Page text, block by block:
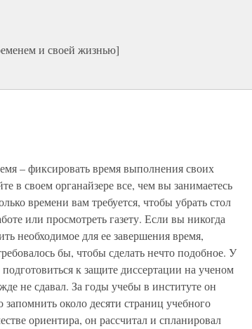
и своей жизнью]
– фиксировать время выполнения своих
в своем органайзере все, чем вы занимаетесь
времени вам требуется, чтобы убрать стол
или просмотреть газету. Если вы никогда
необходимое для ее завершения время,
бы, чтобы сделать нечто подобное. У
к защите диссертации на ученом
не сдавал. За годы учебы в институте он
около десяти страниц учебного
ориентира, он рассчитал и спланировал